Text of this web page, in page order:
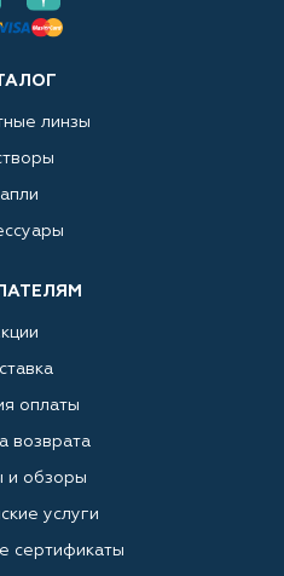
линзы
оплаты
возврата
и обзоры
услуги
сертификаты